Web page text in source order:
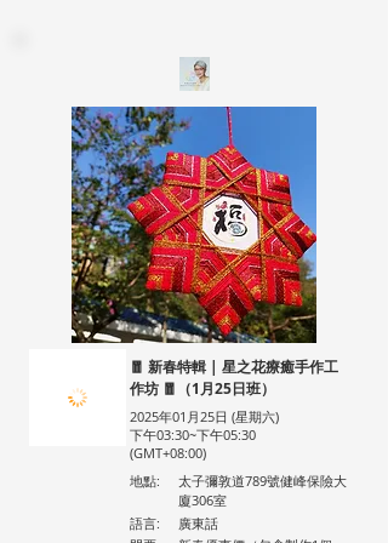
🧧 新春特輯 | 星之花療癒手作工
作坊 🧧（1月25日班）
2025年01月25日 (星期六)
下午03:30~下午05:30
(GMT+08:00)
地點:
太子彌敦道789號健峰保險大
廈306室
語言:
廣東話